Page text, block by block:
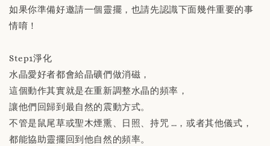
如果你準備好邀請一個靈擺，也請先認識下面幾件重要的事
情唷！
Step1淨化
水晶愛好者都會給晶礦們做消磁，
這個動作其實就是在重新調整水晶的頻率，
讓他們回歸到最自然的震動方式。
不管是鼠尾草或聖木煙熏、日照、持咒 …，或者其他儀式，
都能協助靈擺回到他自然的頻率。